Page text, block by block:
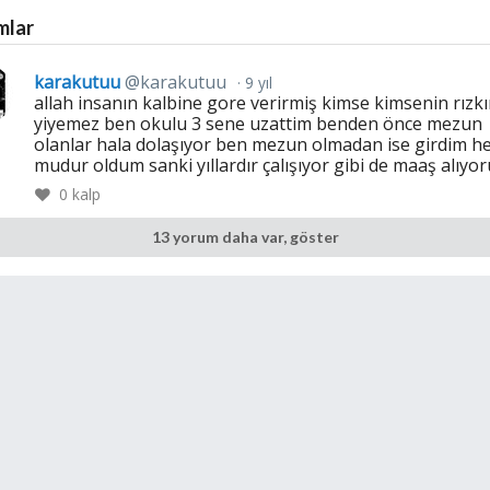
karakutuu@karakutuu 9 yıl
allah insanın kalbine gore verirmiş kimse kimsenin
yiyemez ben okulu 3 sene uzattim benden önce mezun
olanlar hala dolaşıyor ben mezun olmadan ise girdim
mudur oldum sanki yıllardır çalışıyor gibi de maaş
0 kalp
13 yorum daha var, göster